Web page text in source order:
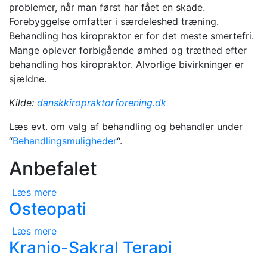
problemer, når man først har fået en skade.
Forebyggelse omfatter i særdeleshed træning.
Behandling hos kiropraktor er for det meste smertefri.
Mange oplever forbigående ømhed og træthed efter
behandling hos kiropraktor. Alvorlige bivirkninger er
sjældne.
Kilde: danskkiropraktorforening.dk
Læs evt. om valg af behandling og behandler under
“Behandlingsmuligheder“.
Anbefalet
Læs mere
Osteopati
Læs mere
Kranio-Sakral Terapi